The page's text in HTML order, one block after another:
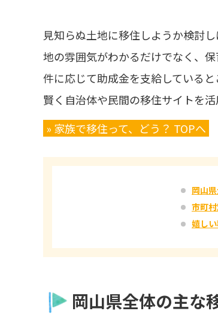
見知らぬ土地に移住しようか検討
地の雰囲気がわかるだけでなく、
件に応じて助成金を支給していると
賢く自治体や民間の移住サイトを
» 家族で移住って、どう？ TOPへ
岡山
市町
嬉し
岡山県全体の主な